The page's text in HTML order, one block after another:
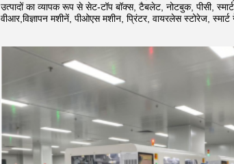
उत्पादों का व्यापक रूप से सेट-टॉप बॉक्स, टैबलेट, नोटबुक, पीसी,
वीआर,विज्ञापन मशीनें, पीओएस मशीन, प्रिंटर, वायरलेस स्टोरेज,